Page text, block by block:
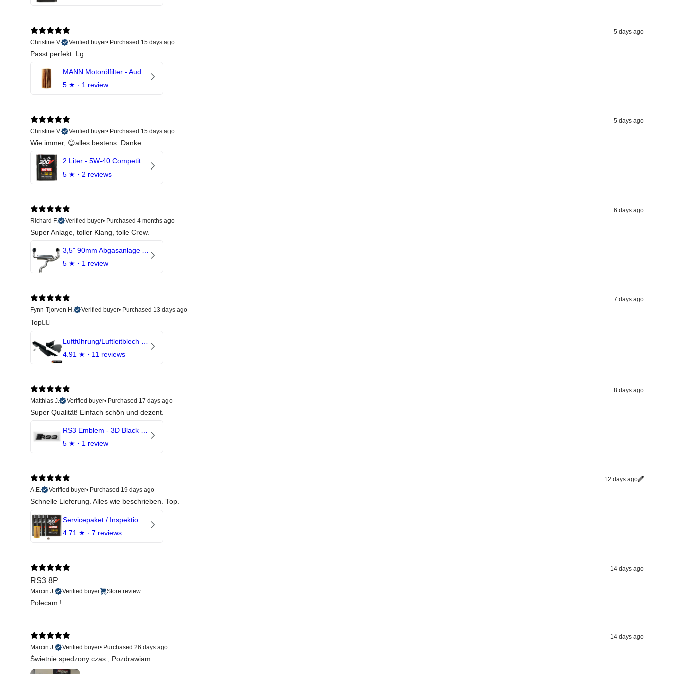
5 days ago
Christine V.
Verified buyer• Purchased 15 days ago
Passt perfekt. Lg
MANN Motorölfilter - Audi RS3 TTRS RSQ3 VZ5 - DAZ DNW
5 ★ · 1 review
5 days ago
Christine V.
Verified buyer• Purchased 15 days ago
Wie immer, 😊alles bestens. Danke.
2 Liter - 5W-40 Competition 300V Motul Motoröl
5 ★ · 2 reviews
6 days ago
Richard F.
Verified buyer• Purchased 4 months ago
Super Anlage, toller Klang, tolle Crew.
3,5" 90mm Abgasanlage AUDI RSQ3 DNWA 2.5 TFSI
5 ★ · 1 review
7 days ago
Fynn-Tjorven H.
Verified buyer• Purchased 13 days ago
Top👍🏼
Luftführung/Luftleitblech 5" 125mm offene Ansaugung HPerformance
4.91 ★ · 11 reviews
8 days ago
Matthias J.
Verified buyer• Purchased 17 days ago
Super Qualität! Einfach schön und dezent.
RS3 Emblem - 3D Black Edition - Schwarz/Schwarz Logo Modellschriftzug
5 ★ · 1 review
12 days ago
A.E.
Verified buyer• Purchased 19 days ago
Schnelle Lieferung. Alles wie beschrieben. Top.
Servicepaket / Inspektionspaket 1 mit Motul 300V 5W40 - 5W50 für alle 2.5 TFSI Modelle
4.71 ★ · 7 reviews
14 days ago
RS3 8P
Marcin J. Verified buyer Store review
Polecam !
14 days ago
Marcin J.
Verified buyer• Purchased 26 days ago
Świetnie spedzony czas , Pozdrawiam